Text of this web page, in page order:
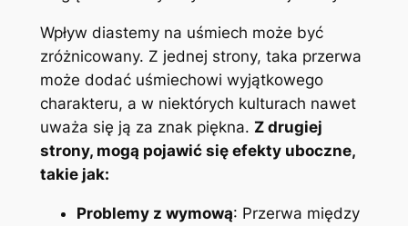
Wpływ⁣ diastemy na⁣ uśmiech może być
‍zróżnicowany. Z‌ jednej strony, taka ⁢przerwa
może⁤ dodać uśmiechowi wyjątkowego​
charakteru, a w ⁣niektórych kulturach nawet⁤
uważa ⁤się ją za znak piękna. Z drugiej
⁣strony, mogą pojawić się⁢ efekty uboczne,
takie jak:
Problemy z wymową: Przerwa⁢ między